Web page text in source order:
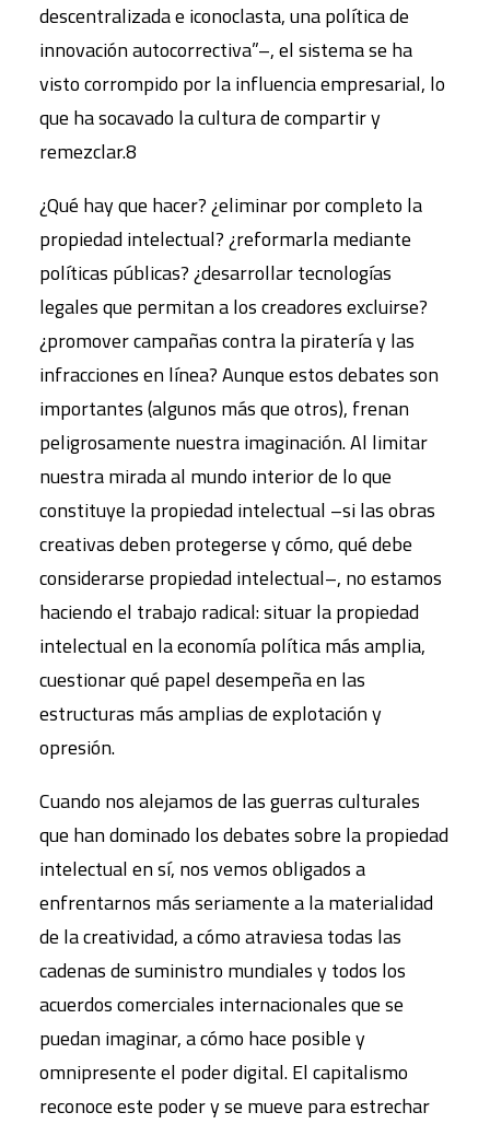
descentralizada e iconoclasta, una política de
innovación autocorrectiva”–, el sistema se ha
visto corrompido por la influencia empresarial, lo
que ha socavado la cultura de compartir y
remezclar.8
¿Qué hay que hacer? ¿eliminar por completo la
propiedad intelectual? ¿reformarla mediante
políticas públicas? ¿desarrollar tecnologías
legales que permitan a los creadores excluirse?
¿promover campañas contra la piratería y las
infracciones en línea? Aunque estos debates son
importantes (algunos más que otros), frenan
peligrosamente nuestra imaginación. Al limitar
nuestra mirada al mundo interior de lo que
constituye la propiedad intelectual –si las obras
creativas deben protegerse y cómo, qué debe
considerarse propiedad intelectual–, no estamos
haciendo el trabajo radical: situar la propiedad
intelectual en la economía política más amplia,
cuestionar qué papel desempeña en las
estructuras más amplias de explotación y
opresión.
Cuando nos alejamos de las guerras culturales
que han dominado los debates sobre la propiedad
intelectual en sí, nos vemos obligados a
enfrentarnos más seriamente a la materialidad
de la creatividad, a cómo atraviesa todas las
cadenas de suministro mundiales y todos los
acuerdos comerciales internacionales que se
puedan imaginar, a cómo hace posible y
omnipresente el poder digital. El capitalismo
reconoce este poder y se mueve para estrechar